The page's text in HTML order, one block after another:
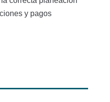
y pagos